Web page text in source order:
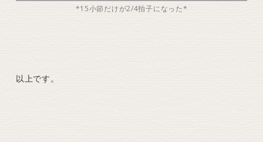
*15小節だけが2/4拍子になった*
以上です。